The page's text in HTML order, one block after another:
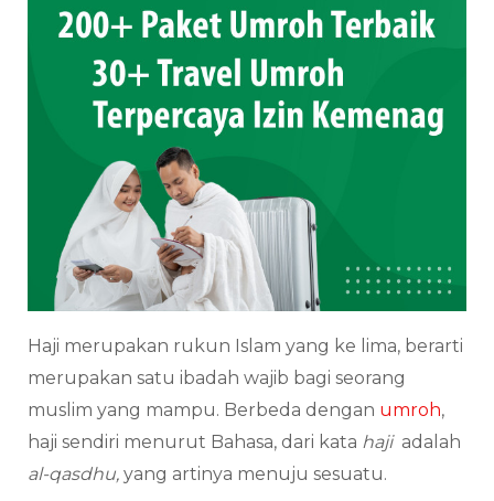
Haji merupakan rukun Islam yang ke lima, berarti
merupakan satu ibadah wajib bagi seorang
muslim yang mampu. Berbeda dengan umroh,
haji sendiri menurut Bahasa, dari kata haji adalah
al-qasdhu, yang artinya menuju sesuatu.